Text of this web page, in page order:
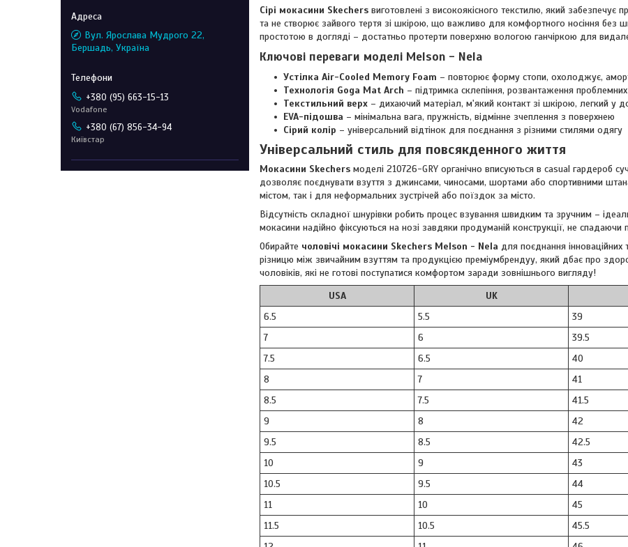
Сірі мокасини Skechers виготовлені з високоякісного текстилю, який
та не створює зайвого тертя зі шкірою, що важливо для комфортного носіння без
простотою в догляді – достатньо протерти поверхню вологою ганчіркою для
Ключові переваги моделі Melson - Nela
Устілка Air-Cooled Memory Foam – повторює форму стопи, охолоджує,
Технологія Goga Mat Arch – підтримка склепіння, розвантаження
Текстильний верх – дихаючий матеріал, м'який контакт зі шкірою, легкий у
EVA-підошва – мінімальна вага, пружність, відмінне зчеплення з поверхнею
Сірий колір – універсальний відтінок для поєднання з різними стилями одягу
Універсальний стиль для повсякденного життя
Мокасини Skechers моделі 210726-GRY органічно вписуються в casual гардероб
дозволяє поєднувати взуття з джинсами, чиносами, шортами або спортивними
містом, так і для неформальних зустрічей або поїздок за місто.
Відсутність складної шнурівки робить процес взування швидким та зручним –
мокасини надійно фіксуються на нозі завдяки продуманій конструкції, не спадаючи
Обирайте чоловічі мокасини Skechers Melson - Nela для поєднання інноваційних
різницю між звичайним взуттям та продукцією преміумбрендуу, який дбає про
чоловіків, які не готові поступатися комфортом заради зовнішнього вигляду!
USA
UK
6.5
5.5 39
7
6 39.5
7.5
6.5 40
8
7 41
8.5
7.5 41.5
9
8 42
9.5
8.5 42.5
10
9 43
10.5
9.5 44
11
10 45
11.5
10.5 45.5
Вул. Ярослава Мудрого 22,
Бершадь, Україна
+380 (95) 663-15-13
Vodafone
+380 (67) 856-34-94
Київстар